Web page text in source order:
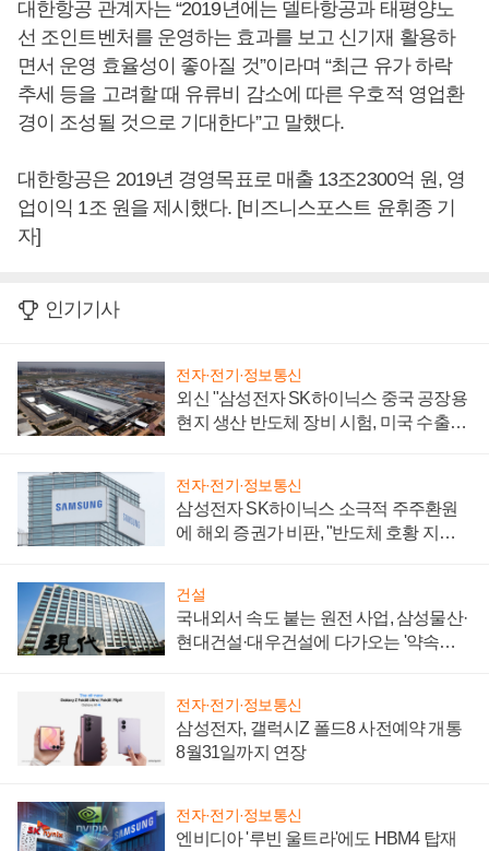
대한항공 관계자는 “2019년에는 델타항공과 태평양노
선 조인트벤처를 운영하는 효과를 보고 신기재 활용하
면서 운영 효율성이 좋아질 것”이라며 “최근 유가 하락
추세 등을 고려할 때 유류비 감소에 따른 우호적 영업환
경이 조성될 것으로 기대한다”고 말했다.
대한항공은 2019년 경영목표로 매출 13조2300억 원, 영
업이익 1조 원을 제시했다. [비즈니스포스트 윤휘종 기
자]
인기기사
전자·전기·정보통신
외신 "삼성전자 SK하이닉스 중국 공장용
현지 생산 반도체 장비 시험, 미국 수출통
전자·전기·정보통신
삼성전자 SK하이닉스 소극적 주주환원
에 해외 증권가 비판, "반도체 호황 지속
건설
국내외서 속도 붙는 원전 사업, 삼성물산·
현대건설·대우건설에 다가오는 '약속의
전자·전기·정보통신
삼성전자, 갤럭시Z 폴드8 사전예약 개통
8월31일까지 연장
전자·전기·정보통신
엔비디아 '루빈 울트라'에도 HBM4 탑재